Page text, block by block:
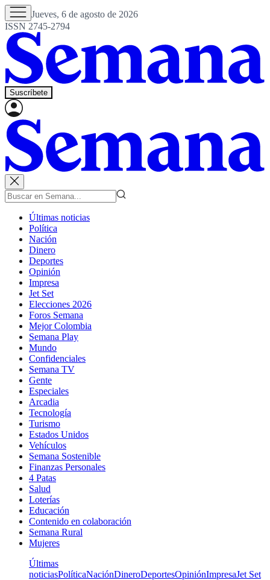
Jueves, 6 de agosto de 2026
ISSN 2745-2794
Suscríbete
Últimas noticias
Política
Nación
Dinero
Deportes
Opinión
Impresa
Jet Set
Elecciones 2026
Foros Semana
Mejor Colombia
Semana Play
Mundo
Confidenciales
Semana TV
Gente
Especiales
Arcadia
Tecnología
Turismo
Estados Unidos
Vehículos
Semana Sostenible
Finanzas Personales
4 Patas
Salud
Loterías
Educación
Contenido en colaboración
Semana Rural
Mujeres
Últimas
noticiasPolíticaNaciónDineroDeportesOpiniónImpresaJet Set